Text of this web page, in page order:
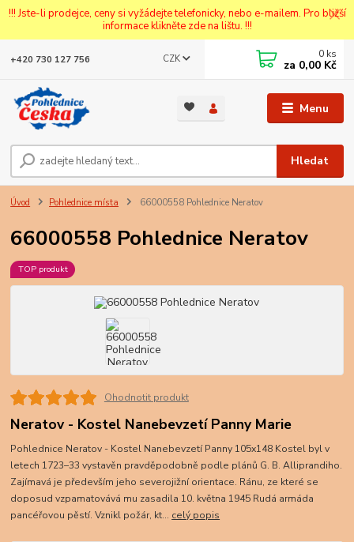
!!! Jste-li prodejce, ceny si vyžádejte telefonicky, nebo e-mailem. Pro bližší
informace klikněte zde na lištu. !!!
Menu
CZK
Hledat
+420 730 127 756 0 ks
za 0,00 Kč
Úvod Pohlednice místa 66000558 Pohlednice Neratov
66000558 Pohlednice Neratov
TOP produkt
Ohodnotit produkt
Neratov - Kostel Nanebevzetí Panny Marie
Pohlednice Neratov - Kostel Nanebevzetí Panny 105x148 Kostel byl v
letech 1723–33 vystavěn pravděpodobně podle plánů G. B. Alliprandiho.
Zajímavá je především jeho severojižní orientace. Ránu, ze které se
doposud vzpamatovává mu zasadila 10. května 1945 Rudá armáda
pancéřovou pěstí. Vznikl požár, kt... celý popis